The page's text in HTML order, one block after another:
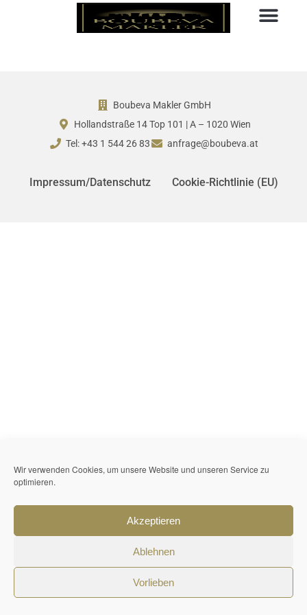
Wir verwenden Cookies, um unsere Website und unseren Service zu
optimieren.
Akzeptieren
Ablehnen
Vorlieben
Boubeva Makler GmbH
Hollandstraße 14 Top 101 | A – 1020 Wien
Tel: +43 1 544 26 83
anfrage@boubeva.at
Impressum/Datenschutz Cookie-Richtlinie (EU)